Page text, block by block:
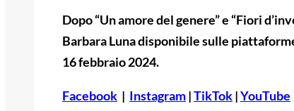
Dopo “Un amore del genere” e “Fiori
Barbara Luna disponibile sulle
16 febbraio 2024.
Facebook | Instagram|TikTok|YouTube